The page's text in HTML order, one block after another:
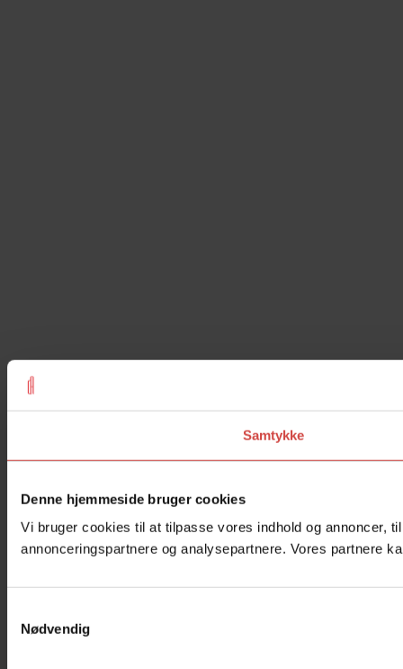
Samtykke
Denne hjemmeside bruger cookies
Vi bruger cookies til at tilpasse vores indhold og annoncer,
annonceringspartnere og analysepartnere. Vores partnere
Nødvendig